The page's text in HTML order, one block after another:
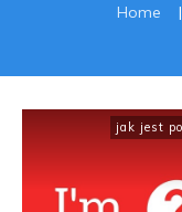
Home |
jak jest